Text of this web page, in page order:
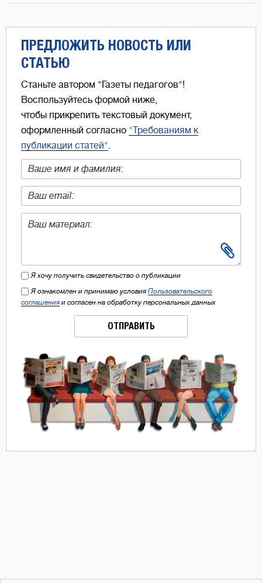
ПРЕДЛОЖИТЬ НОВОСТЬ ИЛИ
СТАТЬЮ
Станьте автором "Газеты педагогов"!
Воспользуйтесь формой ниже,
чтобы прикрепить текстовый документ,
оформленный согласно "Требованиям к
публикации статей".
Я хочу получить свидетельство о публикации
Я ознакомлен и принимаю условия Пользовательского
соглашения и согласен на обработку персональных данных
ОТПРАВИТЬ